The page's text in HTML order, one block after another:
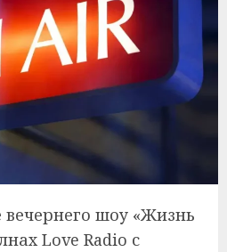
вечернего шоу «Жизнь
Love Radio с